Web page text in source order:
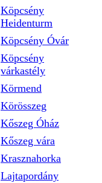
Köpcsény
Heidenturm
Köpcsény Óvár
Köpcsény
várkastély
Körmend
Körösszeg
Kőszeg Óház
Kőszeg vára
Krasznahorka
Lajtapordány